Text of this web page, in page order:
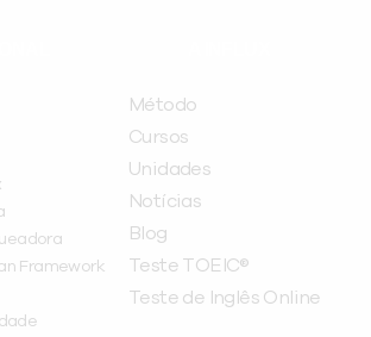
Framework
Método
Cursos
Unidades
Notícias
Blog
Teste TOEIC®
Teste de Inglês Online